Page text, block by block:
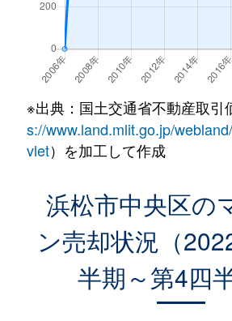
※出典：国土交通省不動産取引
s://www.land.mlit.go.jp/
vlet）を加工して作成
浜松市中央区の
ン売却状況（
半期～第4四